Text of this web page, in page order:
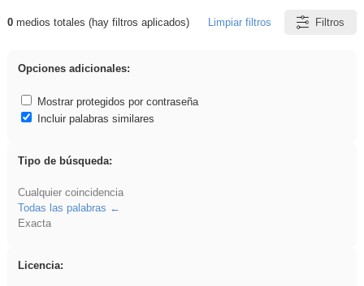
Resultados de: brillo
0medios totales (hay filtros aplicados) Limpiar filtros Filtros
Opciones adicionales:
Mostrar protegidos por contraseña
Incluir palabras similares
Tipo de búsqueda:
Cualquier coincidencia
Todas las palabras
Exacta
Licencia: